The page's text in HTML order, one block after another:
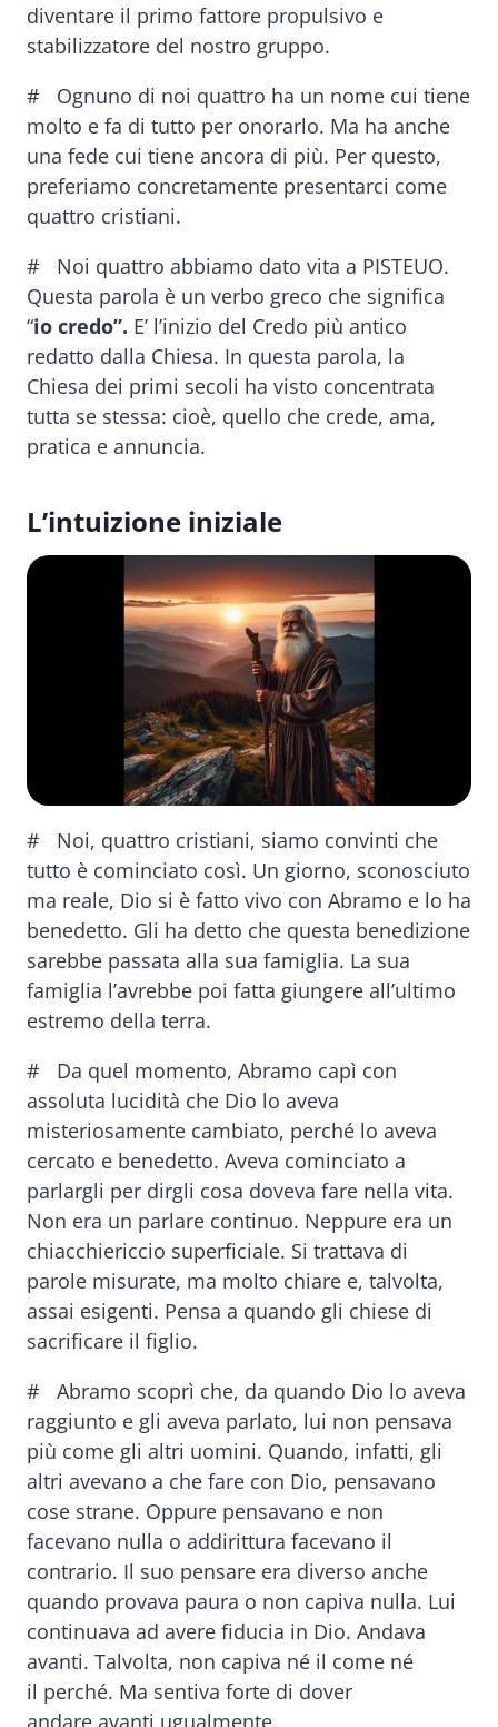
diventare il primo fattore propulsivo e
stabilizzatore del nostro gruppo.
# Ognuno di noi quattro ha un nome cui tiene
molto e fa di tutto per onorarlo. Ma ha anche
una fede cui tiene ancora di più. Per questo,
preferiamo concretamente presentarci come
quattro cristiani.
# Noi quattro abbiamo dato vita a PISTEUO.
Questa parola è un verbo greco che significa
“io credo”. E’ l’inizio del Credo più antico
redatto dalla Chiesa. In questa parola, la
Chiesa dei primi secoli ha visto concentrata
tutta se stessa: cioè, quello che crede, ama,
pratica e annuncia.
L’intuizione iniziale
# Noi, quattro cristiani, siamo convinti che
tutto è cominciato così. Un giorno, sconosciuto
ma reale, Dio si è fatto vivo con Abramo e lo ha
benedetto. Gli ha detto che questa benedizione
sarebbe passata alla sua famiglia. La sua
famiglia l’avrebbe poi fatta giungere all’ultimo
estremo della terra.
# Da quel momento, Abramo capì con
assoluta lucidità che Dio lo aveva
misteriosamente cambiato, perché lo aveva
cercato e benedetto. Aveva cominciato a
parlargli per dirgli cosa doveva fare nella vita.
Non era un parlare continuo. Neppure era un
chiacchiericcio superficiale. Si trattava di
parole misurate, ma molto chiare e, talvolta,
assai esigenti. Pensa a quando gli chiese di
sacrificare il figlio.
# Abramo scoprì che, da quando Dio lo aveva
raggiunto e gli aveva parlato, lui non pensava
più come gli altri uomini. Quando, infatti, gli
altri avevano a che fare con Dio, pensavano
cose strane. Oppure pensavano e non
facevano nulla o addirittura facevano il
contrario. Il suo pensare era diverso anche
quando provava paura o non capiva nulla. Lui
continuava ad avere fiducia in Dio. Andava
avanti. Talvolta, non capiva né il come né
il perché. Ma sentiva forte di dover
andare avanti ugualmente.